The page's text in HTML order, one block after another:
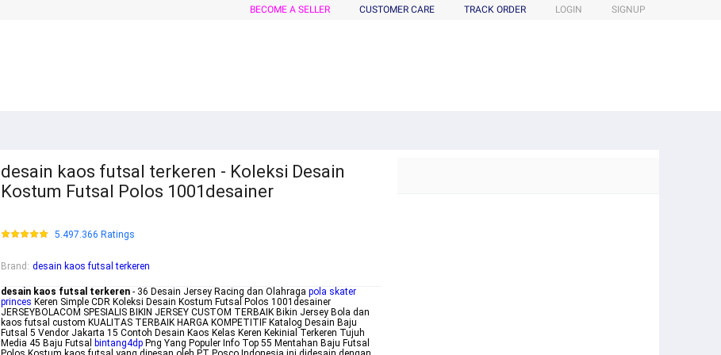
BECOME A SELLER CUSTOMER CARE TRACK ORDER LOGIN SIGNUP
desain kaos futsal terkeren - Koleksi Desain
Kostum Futsal Polos 1001desainer
5.497.366 Ratings
Brand : desain kaos futsal terkeren
desain kaos futsal terkeren - 36 Desain Jersey Racing dan Olahraga pola skater
princes Keren Simple CDR Koleksi Desain Kostum Futsal Polos 1001desainer
JERSEYBOLACOM SPESIALIS BIKIN JERSEY CUSTOM TERBAIK Bikin Jersey Bola dan
kaos futsal custom KUALITAS TERBAIK HARGA KOMPETITIF Katalog Desain Baju
Futsal 5 Vendor Jakarta 15 Contoh Desain Kaos Kelas Keren Kekinial Terkeren Tujuh
Media 45 Baju Futsal bintang4dp Png Yang Populer Info Top 55 Mentahan Baju Futsal